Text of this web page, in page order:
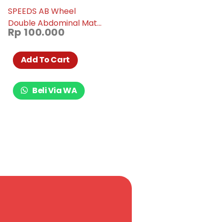
SPEEDS AB Wheel
Double Abdominal Mat
Dual Roller Fitness
Out Home Original 009-
09
Rp 100.000
Add To Cart
Beli Via WA